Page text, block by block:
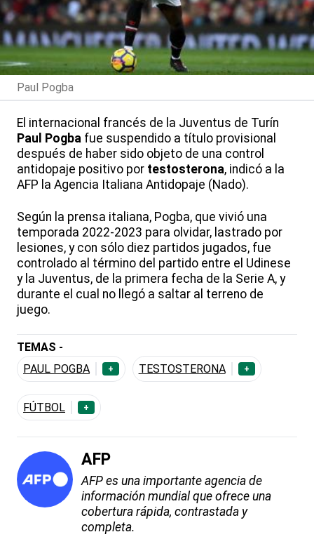
Paul Pogba
El internacional francés de la Juventus de Turín
Paul Pogba fue suspendido a título provisional
después de haber sido objeto de una control
antidopaje positivo por testosterona, indicó a la
AFP la Agencia Italiana Antidopaje (Nado).
Según la prensa italiana, Pogba, que vivió una
temporada 2022-2023 para olvidar, lastrado por
lesiones, y con sólo diez partidos jugados, fue
controlado al término del partido entre el Udinese
y la Juventus, de la primera fecha de la Serie A, y
durante el cual no llegó a saltar al terreno de
juego.
TEMAS -
PAUL POGBA
+ TESTOSTERONA +
FÚTBOL +
AFP
AFP es una importante agencia de
información mundial que ofrece una
cobertura rápida, contrastada y
completa.